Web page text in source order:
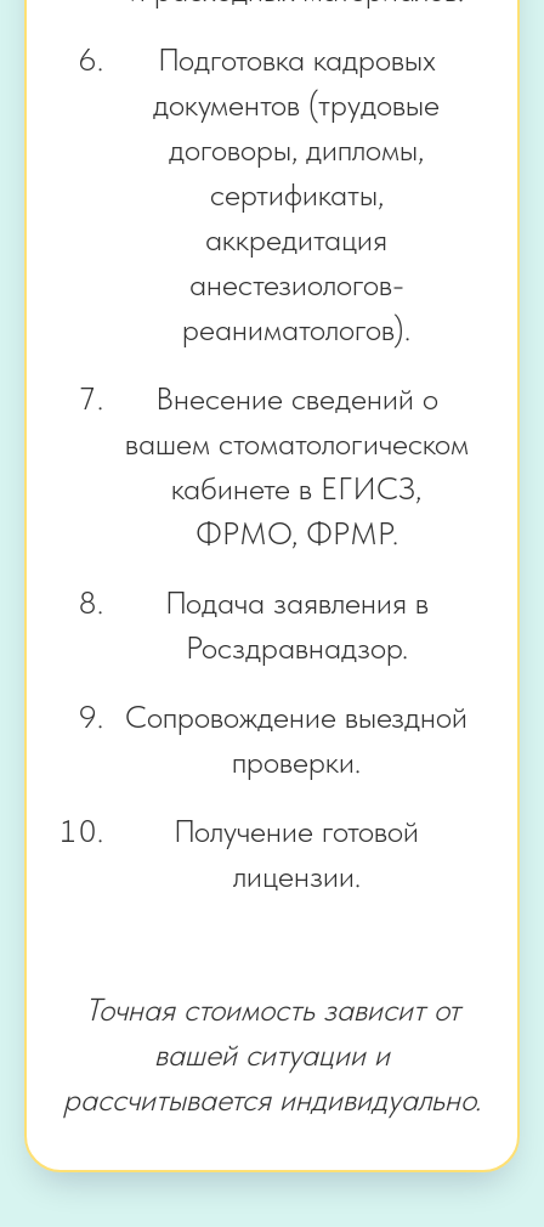
Подготовка кадровых
документов (трудовые
договоры, дипломы,
сертификаты,
аккредитация
анестезиологов-
реаниматологов).
Внесение сведений о
вашем стоматологическом
кабинете в ЕГИСЗ,
ФРМО, ФРМР.
Подача заявления в
Росздравнадзор.
Сопровождение выездной
проверки.
Получение готовой
лицензии.
Точная стоимость зависит от
вашей ситуации и
рассчитывается индивидуально.